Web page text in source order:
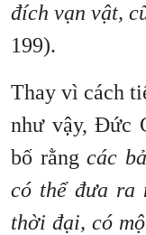
đích vạn vật,
199).
Thay vì cách
như vậy, Đức
bố rằngcác
có thể đưa ra
thời đại, có